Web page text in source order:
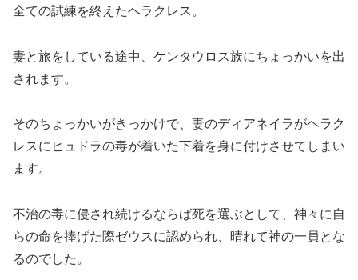
全ての試練を終えたヘラクレス。
妻と旅をしている途中、ケンタウロス族にちょっかいを出
されます。
そのちょっかいがきっかけで、妻のディアネイラがヘラク
レスにヒュドラの毒が着いた下着を身に付けさせてしまい
ます。
不治の毒に侵され続けるならば死を選ぶとして、神々に自
らの命を捧げた際ゼウスに認められ、晴れて神の一員とな
るのでした。